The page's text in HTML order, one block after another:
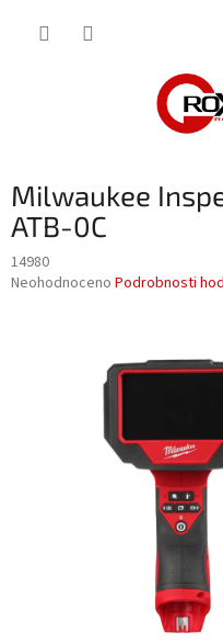
Milwaukee
ATB-0C
14980
Průměrné
Neohodnoceno Podrobnosti